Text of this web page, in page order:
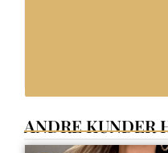
ANDRE KUNDER